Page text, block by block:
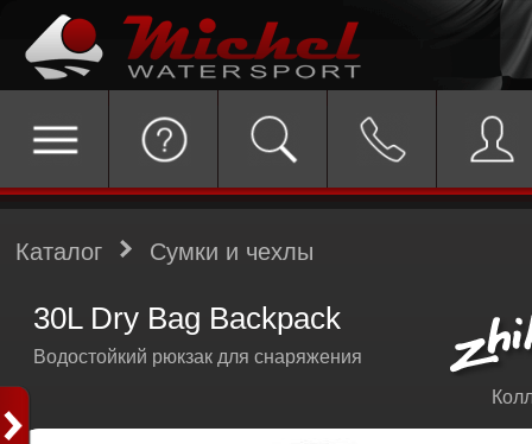
Каталог Сумки и чехлы
30L Dry Bag Backpack
Водостойкий рюкзак для снаряжения